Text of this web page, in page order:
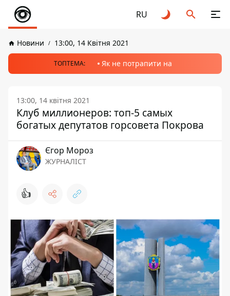
RU
Новини 13:00, 14 Квітня 2021
ТОПТЕМА: Як не потрапити на
13:00, 14 квітня 2021
Клуб миллионеров: топ-5 самых
богатых депутатов горсовета Покрова
Єгор Мороз
ЖУРНАЛІСТ
👍